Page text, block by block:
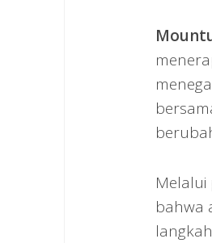
Melalui
bahwa